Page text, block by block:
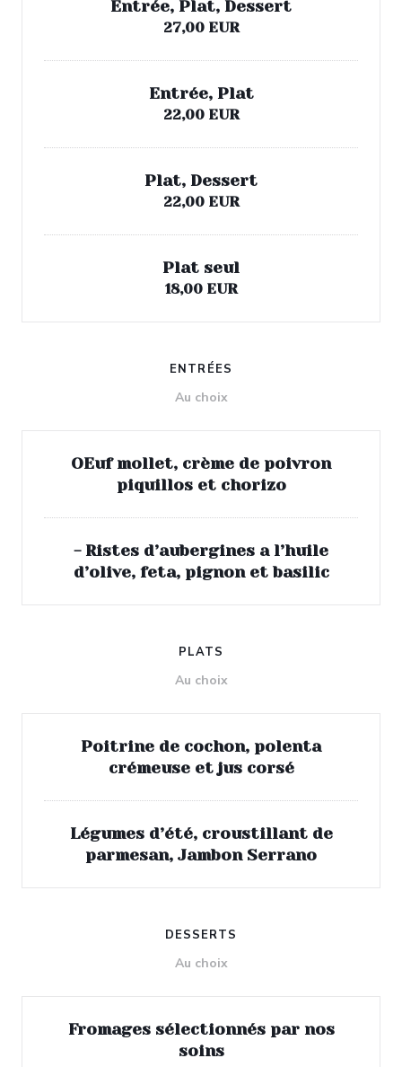
Entrée, Plat, Dessert
27,00 EUR
Entrée, Plat
22,00 EUR
Plat, Dessert
22,00 EUR
Plat seul
18,00 EUR
ENTRÉES
Au choix
OEuf mollet, crème de poivron
piquillos et chorizo
- Ristes d’aubergines a l’huile
d’olive, feta, pignon et basilic
PLATS
Au choix
Poitrine de cochon, polenta
crémeuse et jus corsé
Légumes d’été, croustillant de
parmesan, Jambon Serrano
DESSERTS
Au choix
Fromages sélectionnés par nos
soins